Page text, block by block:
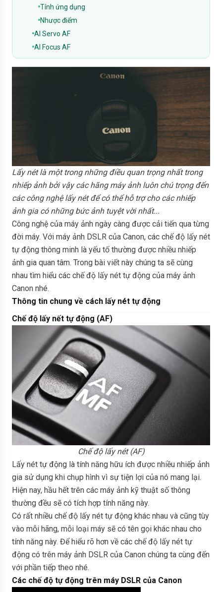
Tính ứng dụng
Nhược điểm
AI Servo AF
AI Focus AF
Lấy nét là một trong những điều quan trọng nhất trong
nhiếp ảnh bởi vậy các hãng máy ảnh luôn chú trọng đến
các công nghệ lấy nét để có thể hỗ trợ cho các nhiếp
ảnh gia có những bức ảnh tuyệt vời nhất...
Công nghệ của máy ảnh ngày càng được cải tiến qua từng
đời máy. Với máy ảnh DSLR của Canon, các chế độ lấy nét
tự động thông minh là yếu tố thường được nhiều nhiếp
ảnh gia quan tâm. Trong bài viết này chúng ta sẽ cùng
nhau tìm hiểu các chế độ lấy nét tự động của máy ảnh
Canon nhé.
Thông tin chung về cách lấy nét tự động
Chế độ lấy nết tự động (AF)
Chế độ lấy nét (AF)
Lấy nét tự động là tính năng hữu ích được nhiều nhiếp ảnh
gia sử dụng khi chụp hình vì sự tiện lợi của nó mang lại.
Hiện nay, hầu hết trên các máy ảnh kỹ thuật số thông
thường đều sẽ có tích hợp tính năng này.
Có rất nhiều chế độ lấy nét tự động khác nhau và cũng tùy
vào mỗi hãng, mỗi loại máy sẽ có tên gọi khác nhau cho
tính năng này. Để hiểu rõ hơn về các chế độ lấy nét tự
động có trên máy ảnh DSLR của Canon chúng ta cùng đến
với phần tiếp theo nhé.
Các chế độ tự động trên máy DSLR của Canon